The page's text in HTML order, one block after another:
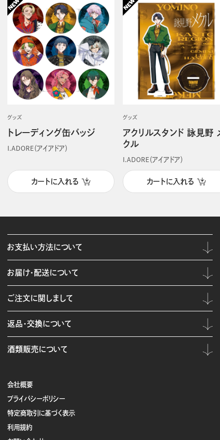
グッズ
トレーディング缶バッジ
I.ADORE（アイアドア）
カートに入れる
グッズ
アクリルスタンド 詠見野
クル
I.ADORE（アイアドア）
カートに入れる
会社概要
プライバシーポリシー
特定商取引に基づく表示
利用規約
お支払い方法について
お届け・配送について
ご注文に関しまして
返品・交換について
酒類販売について